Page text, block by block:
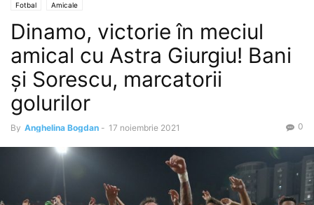
Fotbal Amicale
Dinamo, victorie în meciul
amical cu Astra Giurgiu! Bani
și Sorescu, marcatorii
golurilor
By Anghelina Bogdan - 17 noiembrie 2021 0